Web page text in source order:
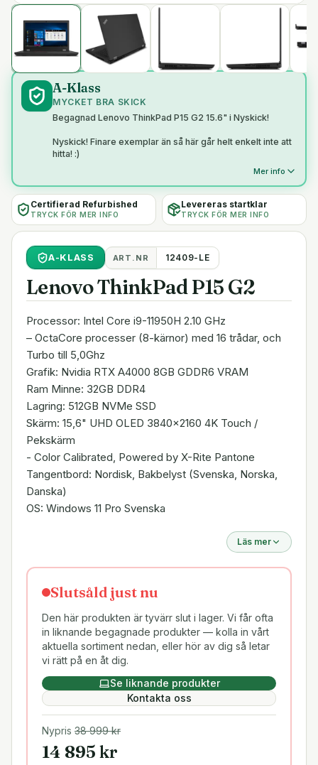
A-Klass
MYCKET BRA SKICK
Begagnad Lenovo ThinkPad P15 G2 15.6" i Nyskick!
Nyskick! Finare exemplar än så här går helt enkelt inte att
hitta! :)
Mer info
Certifierad Refurbished
TRYCK FÖR MER INFO
Levereras startklar
TRYCK FÖR MER INFO
A-KLASS ART.NR 12409-LE
Lenovo ThinkPad P15 G2
Processor: Intel Core i9-11950H 2.10 GHz
– OctaCore processer (8-kärnor) med 16 trådar, och
Turbo till 5,0Ghz
Grafik: Nvidia RTX A4000 8GB GDDR6 VRAM
Ram Minne: 32GB DDR4
Lagring: 512GB NVMe SSD
Skärm: 15,6" UHD OLED 3840x2160 4K Touch /
Pekskärm
- Color Calibrated, Powered by X-Rite Pantone
Tangentbord: Nordisk, Bakbelyst (Svenska, Norska,
Danska)
OS: Windows 11 Pro Svenska
Läs mer
Slutsåld just nu
Den här produkten är tyvärr slut i lager. Vi får ofta
in liknande begagnade produkter — kolla in vårt
aktuella sortiment nedan, eller hör av dig så letar
vi rätt på en åt dig.
Se liknande produkter
Kontakta oss
Nypris 38 999kr
14 895 kr